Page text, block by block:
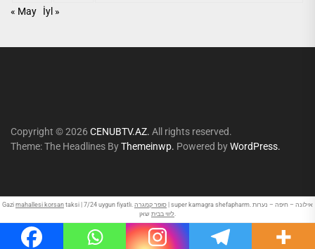
« May
İyl »
Copyright © 2026 CENUBTV.AZ. All rights reserved.
Theme: The Headlines ByThemeinwp. Powered byWordPress.
Gazi mahallesi korsan taksi | 7/24 uygun fiyatlı. סופר קמגרה
| super kamagra shefapharm. אילונה – חיפה – נערות
ליווי בביתשאן.